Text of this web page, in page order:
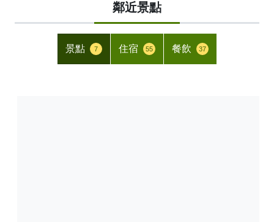
鄰近景點
景點 7 住宿 55 餐飲 37